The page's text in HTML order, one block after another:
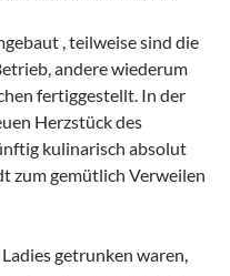
, teilweise sind die
andere wiederum
fertiggestellt. In der
Herzstück des
kulinarisch absolut
zum gemütlich Verweilen
getrunken waren,